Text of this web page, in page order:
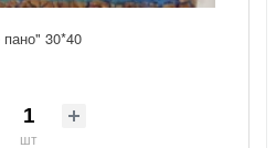
30*40
шт